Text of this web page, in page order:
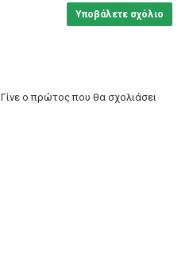
Υποβάλετε σχόλιο
Γίνε ο πρώτος που θα σχολιάσει